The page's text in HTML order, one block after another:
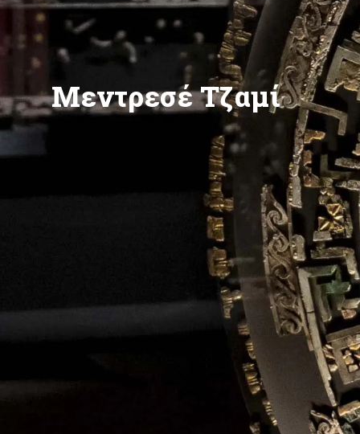
Μεντρεσέ Τζαμί